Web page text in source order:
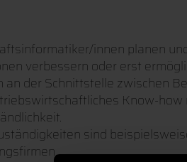
innen planen
verbessern oder erst
an der Schnittstelle zwischen
Know-
sind